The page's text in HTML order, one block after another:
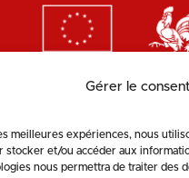
Gérer le
meilleures expériences, nous
stocker et/ou accéder aux
nous permettra de traiter des